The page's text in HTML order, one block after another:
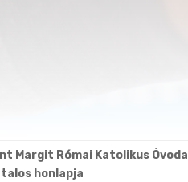
Margit Római Katolikus Óvoda
honlapja